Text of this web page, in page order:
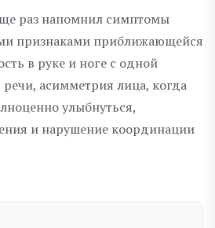
раз напомнил симптомы
признаками приближающейся
в руке и ноге с одной
асимметрия лица, когда
улыбнуться,
и нарушение координации